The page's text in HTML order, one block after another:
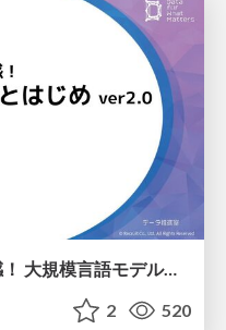
つくって納得、つかって実感！ 大規模言語モデルことはじめ ver2.0
2 520